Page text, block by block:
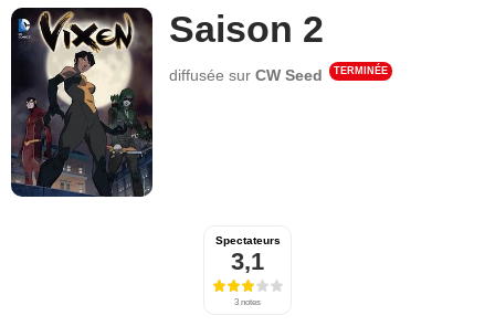
Saison 2
diffusée surCW Seed TERMINÉE
Spectateurs
3,1
3 notes